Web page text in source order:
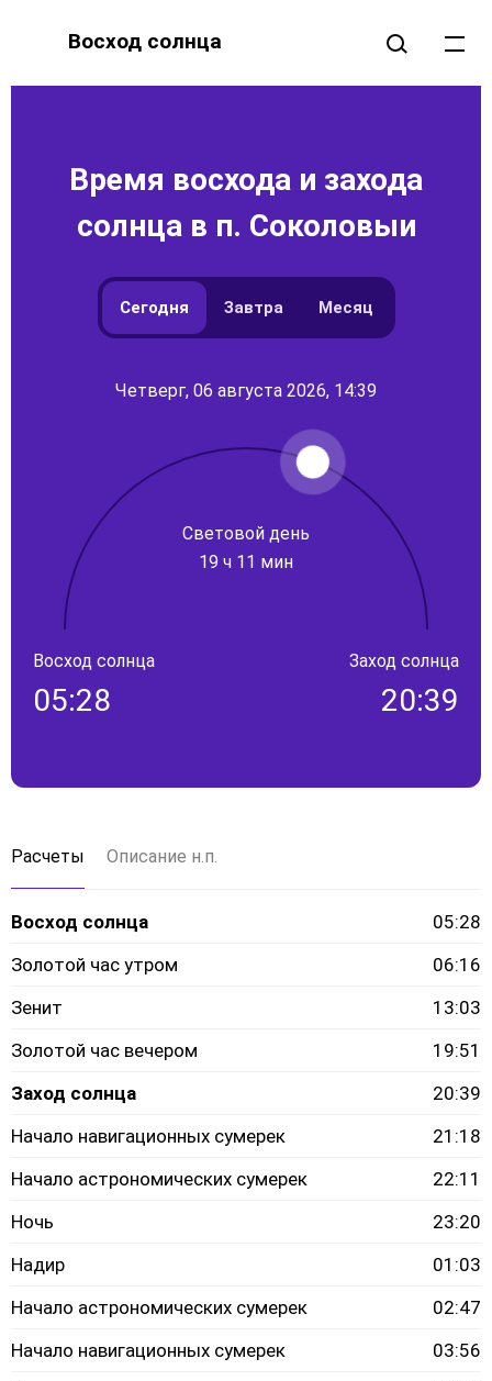
Восход солнца
Время восхода и захода
солнца в п. Соколовыи
Сегодня Завтра Месяц
Четверг, 06 августа 2026, 14:39
Световой день
19 ч 11 мин
Восход солнца
05:28
Заход солнца
20:39
Расчеты Описание н.п.
Восход солнца
05:28
Золотой час утром
06:16
Зенит
13:03
Золотой час вечером
19:51
Заход солнца
20:39
Начало навигационных сумерек
21:18
Начало астрономических сумерек
22:11
Ночь
23:20
Надир
01:03
Начало астрономических сумерек
02:47
Начало навигационных сумерек
03:56